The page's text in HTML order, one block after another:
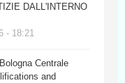
DALL'INTERNO
- 18:21
Centrale
and